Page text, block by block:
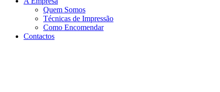
Quem Somos
Técnicas de Impressão
Como Encomendar
Contactos